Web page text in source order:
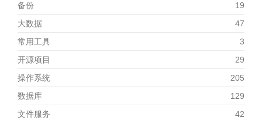
备份
19
大数据
47
常用工具
3
开源项目
29
操作系统
205
数据库
129
文件服务
42